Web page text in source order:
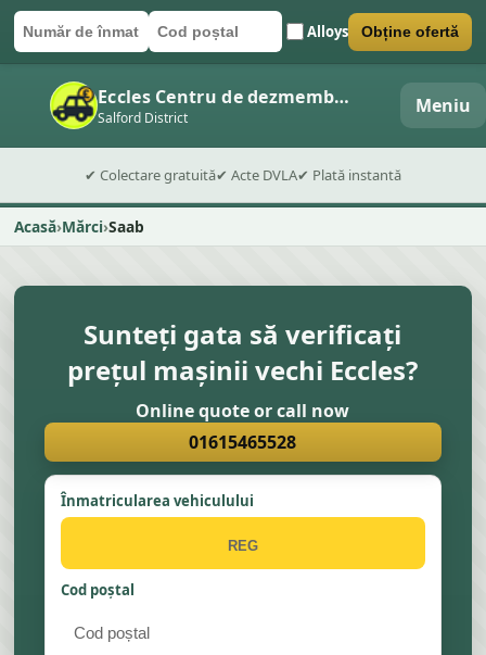
Număr de înmatriculare
Cod poștal Alloys
Trimite formularul Obține ofertă
Eccles Centru de dezmembrări auto
Salford District Meniu
✔ Colectare gratuită✔ Acte DVLA✔ Plată instantă
Acasă Mărci Saab
Sunteți gata să verificați
prețul mașinii vechi Eccles?
Online quote or call now
01615465528
Înmatricularea vehiculului
Cod poștal